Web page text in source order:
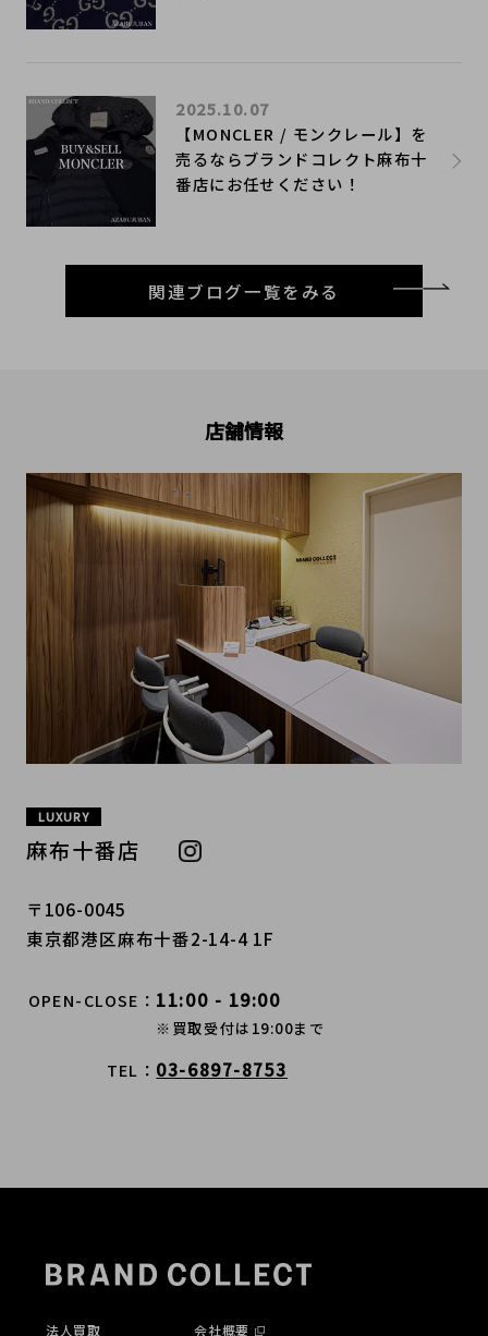
【MONCLER / モンクレール】を
売るならブランドコレクト麻布十
番店にお任せください！
2025.10.07
関連ブログ一覧をみる
店舗情報
LUXURY
麻布十番店
〒106-0045
東京都港区麻布十番2-14-4 1F
OPEN-CLOSE 11:00 - 19:00
※買取受付は19:00まで
TEL 03-6897-8753
法人買取 会社概要